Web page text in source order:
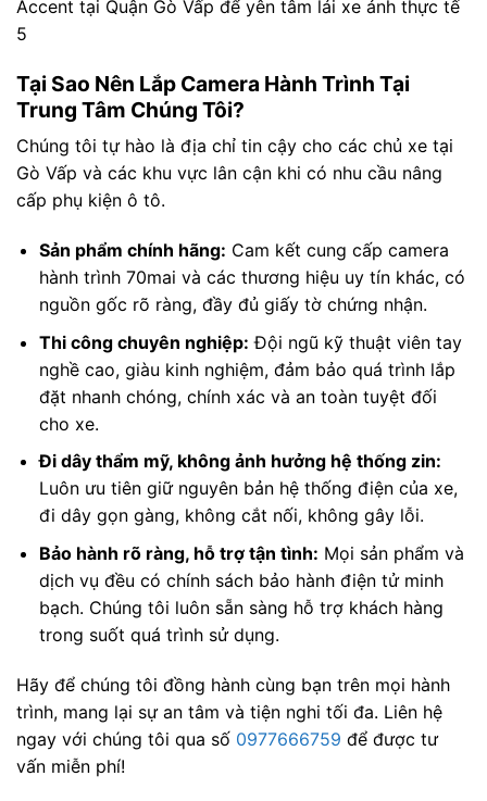
Tại Sao Nên Lắp Camera Hành Trình Tại
Trung Tâm Chúng Tôi?
Chúng tôi tự hào là địa chỉ tin cậy cho các chủ xe tại
Gò Vấp và các khu vực lân cận khi có nhu cầu nâng
cấp phụ kiện ô tô.
Sản phẩm chính hãng: Cam kết cung cấp camera
hành trình 70mai và các thương hiệu uy tín khác, có
nguồn gốc rõ ràng, đầy đủ giấy tờ chứng nhận.
Thi công chuyên nghiệp: Đội ngũ kỹ thuật viên tay
nghề cao, giàu kinh nghiệm, đảm bảo quá trình lắp
đặt nhanh chóng, chính xác và an toàn tuyệt đối
cho xe.
Đi dây thẩm mỹ, không ảnh hưởng hệ thống zin:
Luôn ưu tiên giữ nguyên bản hệ thống điện của xe,
đi dây gọn gàng, không cắt nối, không gây lỗi.
Bảo hành rõ ràng, hỗ trợ tận tình: Mọi sản phẩm và
dịch vụ đều có chính sách bảo hành điện tử minh
bạch. Chúng tôi luôn sẵn sàng hỗ trợ khách hàng
trong suốt quá trình sử dụng.
Hãy để chúng tôi đồng hành cùng bạn trên mọi hành
trình, mang lại sự an tâm và tiện nghi tối đa. Liên hệ
ngay với chúng tôi qua số 0977666759 để được tư
vấn miễn phí!